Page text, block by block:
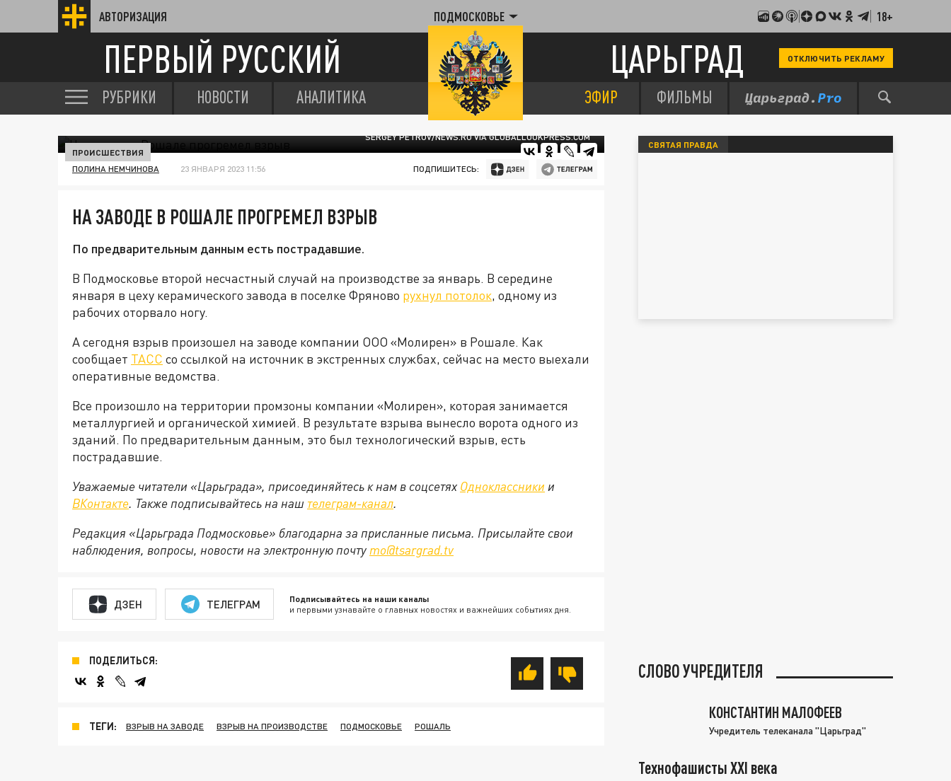
АВТОРИЗАЦИЯ ПОДМОСКОВЬЕ 18+
ПЕРВЫЙ РУССКИЙ ЦАРЬГРАД ОТКЛЮЧИТЬ РЕКЛАМУ
РУБРИКИ НОВОСТИ АНАЛИТИКА ЭФИР ФИЛЬМЫ
SERGEY PETROV/NEWS.RU VIA GLOBALLOOKPRESS.COM
ПРОИСШЕСТВИЯ
ПОЛИНА НЕМЧИНОВА 23 ЯНВАРЯ 2023 11:56 ПОДПИШИТЕСЬ:
НА ЗАВОДЕ В РОШАЛЕ ПРОГРЕМЕЛ ВЗРЫВ
По предварительным данным есть пострадавшие.
В Подмосковье второй несчастный случай на производстве за январь. В середине
января в цеху керамического завода в поселке Фряново рухнул потолок, одному из
рабочих оторвало ногу.
А сегодня взрыв произошел на заводе компании ООО «Молирен» в Рошале. Как
сообщает ТАСС со ссылкой на источник в экстренных службах, сейчас на место выехали
оперативные ведомства.
Все произошло на территории промзоны компании «Молирен», которая занимается
металлургией и органической химией. В результате взрыва вынесло ворота одного из
зданий. По предварительным данным, это был технологический взрыв, есть
пострадавшие.
Уважаемые читатели «Царьграда», присоединяйтесь к нам в соцсетях Одноклассники и
ВКонтакте. Также подписывайтесь на наш телеграм-канал.
Редакция «Царьграда Подмосковье» благодарна за присланные письма. Присылайте свои
наблюдения, вопросы, новости на электронную почту mo@tsargrad.tv
ДЗЕН ТЕЛЕГРАМ Подписывайтесь на наши каналы
и первыми узнавайте о главных новостях и важнейших событиях дня.
ПОДЕЛИТЬСЯ:
ТЕГИ: ВЗРЫВ НА ЗАВОДЕ ВЗРЫВ НА ПРОИЗВОДСТВЕ ПОДМОСКОВЬЕ РОШАЛЬ
СВЯТАЯ ПРАВДА
СЛОВО УЧРЕДИТЕЛЯ
КОНСТАНТИН МАЛОФЕЕВ
Учредитель телеканала "Царьград"
Технофашисты XXI века